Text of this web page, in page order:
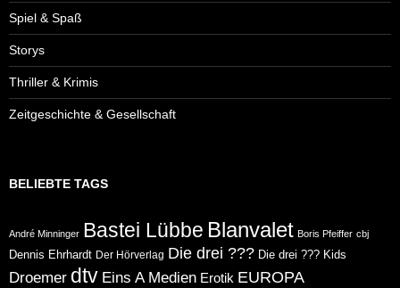
Spiel & Spaß
Storys
Thriller & Krimis
Zeitgeschichte & Gesellschaft
BELIEBTE TAGS
André Minninger Bastei Lübbe Blanvalet Boris Pfeiffer cbj
Dennis Ehrhardt Der Hörverlag Die drei ??? Die drei ??? Kids
Droemer dtv Eins A Medien Erotik EUROPA